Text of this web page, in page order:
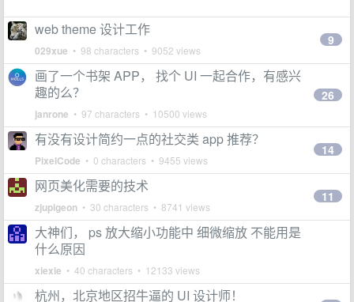
web theme 设计工作
029xue • 98 characters • 9052 views
9
画了一个书架 APP， 找个 UI 一起合作，有感兴
趣的么？
janrone • 97 characters • 10500 views
26
有没有设计简约一点的社交类 app 推荐？
PixelCode • 0 characters • 9455 views
14
网页美化需要的技术
zjupigeon • 30 characters • 8741 views
11
大神们， ps 放大缩小功能中 细微缩放 不能用是
什么原因
xiexie • 40 characters • 12133 views
杭州，北京地区招牛逼的 UI 设计师！